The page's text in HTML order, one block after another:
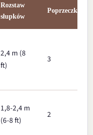
Rozstaw
słupków
Poprzeczki
2,4 m (8
ft)
3
1,8-2,4 m
(6-8 ft)
2